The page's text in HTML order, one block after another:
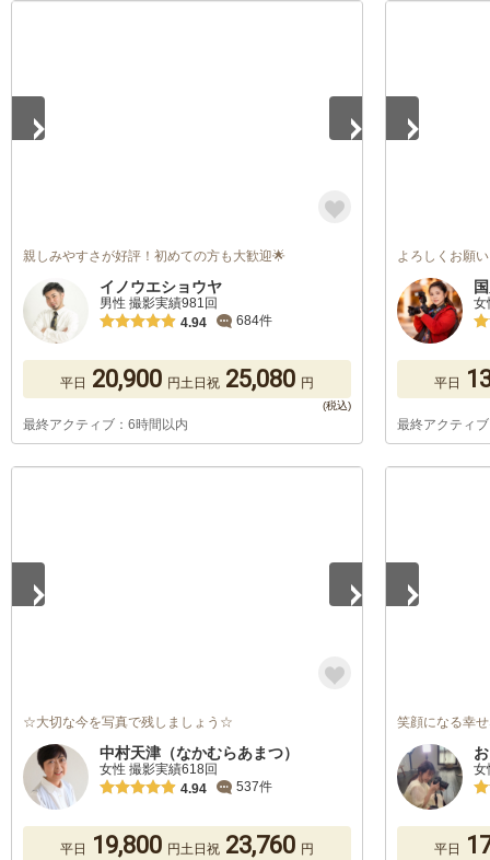
親しみやすさが好評！初めての方も大歓迎🌟
イノウエショウヤ
男性 撮影実績981回
4.94
684件
平日 20,900 円土日祝 25,080 円
最終アクティブ：6時間以内
よろしくお願
女
平日
最終アクティ
☆大切な今を写真で残しましょう☆
中村天津（なかむらあまつ）
女性 撮影実績618回
4.94
537件
平日 19,800 円土日祝 23,760 円
笑顔になる幸
女
平日